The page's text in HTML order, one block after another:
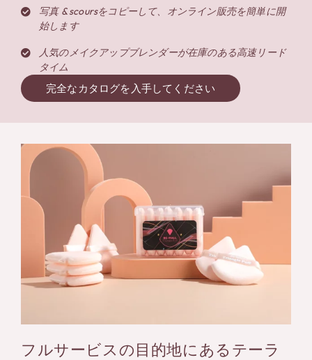
写真 & scoursをコピーして、オンライン販売を簡単に開
始します
人気のメイクアップブレンダーが在庫のある高速リード
タイム
完全なカタログを入手してください
フルサービスの目的地にあるテーラ